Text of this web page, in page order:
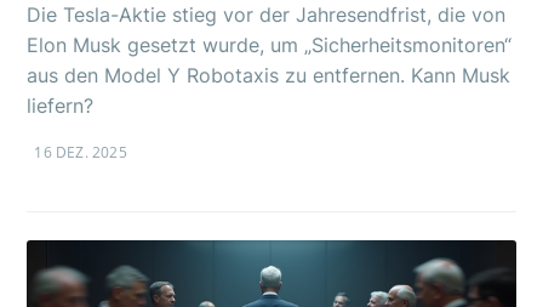
Die Tesla-Aktie stieg vor der Jahresendfrist, die von
Elon Musk gesetzt wurde, um „Sicherheitsmonitoren“
aus den Model Y Robotaxis zu entfernen. Kann Musk
liefern?
16 DEZ. 2025